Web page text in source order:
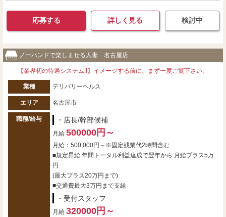
応募する 詳しく見る 検討中
ノーハンドで楽しませる人妻 名古屋店
【業界初の待遇システム!!】イメージする前に、まず一度ご覧下さい。
業種 デリバリーヘルス
エリア 名古屋市
職種/給与 ・店長/幹部候補
月給 500000円～
月給：500,000円～※固定残業代2時間含む
■規定昇給 年間トータル利益達成で翌年から 月給プラス5万
円
(最大プラス20万円まで)
■交通費最大3万円まで支給
・受付スタッフ
月給 320000円～